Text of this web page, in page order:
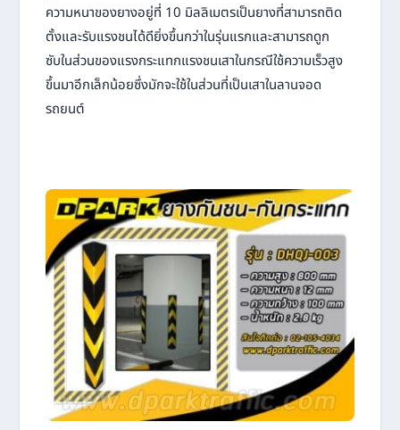
ความหนาของยางอยู่ที่ 10 มิลลิเมตรเป็นยางที่สามารถติด
ตั้งและรับแรงชนได้ดียิ่งขึ้นกว่าในรุ่นแรกและสามารถดูก
ซับในส่วนของแรงกระแทกแรงชนเสาในกรณีใช้ความเร็วสูง
ขึ้นมาอีกเล็กน้อยซึ่งมักจะใช้ในส่วนที่เป็นเสาในลานจอด
รถยนต์